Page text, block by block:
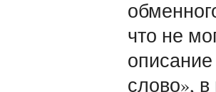
что не
слово»,